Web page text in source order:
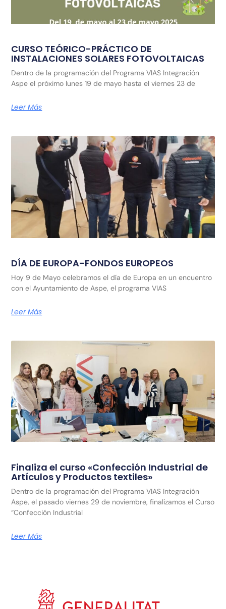
CURSO TEÓRICO-PRÁCTICO DE
INSTALACIONES SOLARES FOTOVOLTAICAS
Dentro de la programación del Programa VIAS Integración
Aspe el próximo lunes 19 de mayo hasta el viernes 23 de
Leer Más
DÍA DE EUROPA-FONDOS EUROPEOS
Hoy 9 de Mayo celebramos el día de Europa en un encuentro
con el Ayuntamiento de Aspe, el programa VIAS
Leer Más
Finaliza el curso «Confección Industrial de
Artículos y Productos textiles»
Dentro de la programación del Programa VIAS Integración
Aspe, el pasado viernes 29 de noviembre, finalizamos el Curso
“Confección Industrial
Leer Más